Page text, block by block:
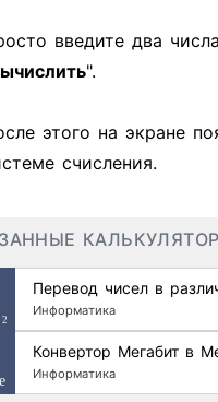
введите два
".
этого на экране
счисления.
Перевод чисел в
Информатика
Конвертор Мегабит в
Информатика